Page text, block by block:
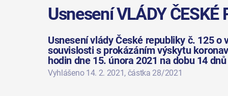
Usnesení VLÁDY
Usnesení vlády České republiky č. 125
souvislosti s prokázáním výskytu
hodin dne 15. února 2021 na dobu 14 dnů
Vyhlášeno 14. 2. 2021, částka 28/2021